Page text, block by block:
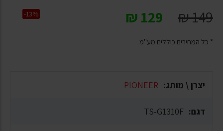
149
₪
129
₪
-13%
* כל המחירים כוללים מע"מ
יצרן \ מותג: PIONEER
דגם: TS-G1310F